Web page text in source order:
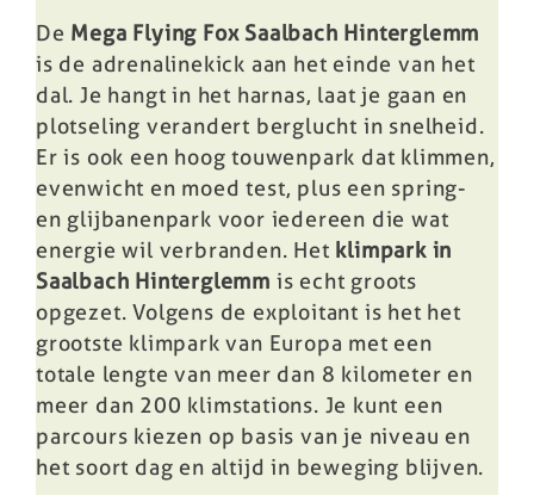
De Mega Flying Fox Saalbach Hinterglemm
is de adrenalinekick aan het einde van het
dal. Je hangt in het harnas, laat je gaan en
plotseling verandert berglucht in snelheid.
Er is ook een hoog touwenpark dat klimmen,
evenwicht en moed test, plus een spring-
en glijbanenpark voor iedereen die wat
energie wil verbranden. Het klimpark in
Saalbach Hinterglemm is echt groots
opgezet. Volgens de exploitant is het het
grootste klimpark van Europa met een
totale lengte van meer dan 8 kilometer en
meer dan 200 klimstations. Je kunt een
parcours kiezen op basis van je niveau en
het soort dag en altijd in beweging blijven.